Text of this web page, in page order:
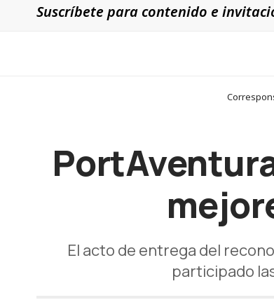
Suscríbete para contenido e
El acto de entrega del
participado